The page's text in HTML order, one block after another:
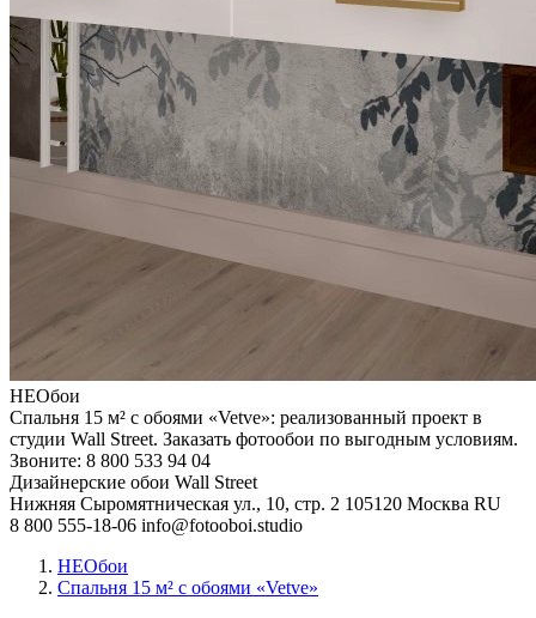
НЕОбои
Спальня 15 м² с обоями «Vetve»: реализованный проект в
студии Wall Street. Заказать фотообои по выгодным условиям.
Звоните: 8 800 533 94 04
Дизайнерские обои Wall Street
Нижняя Сыромятническая ул., 10, стр. 2 105120 Москва RU
8 800 555-18-06 info@fotooboi.studio
НЕОбои
Спальня 15 м² с обоями «Vetve»